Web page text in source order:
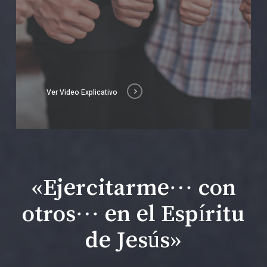
Ver Video Explicativo
«Ejercitarme… con
otros… en el Espíritu
de Jesús»